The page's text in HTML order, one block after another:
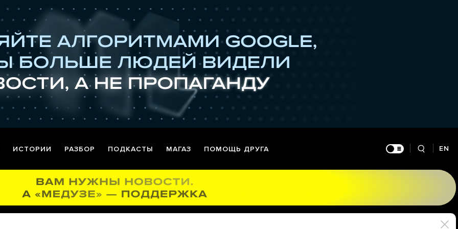
ИСТОРИИ РАЗБОР ПОДКАСТЫ МАГАЗ ПОМОЩЬ ДРУГА EN